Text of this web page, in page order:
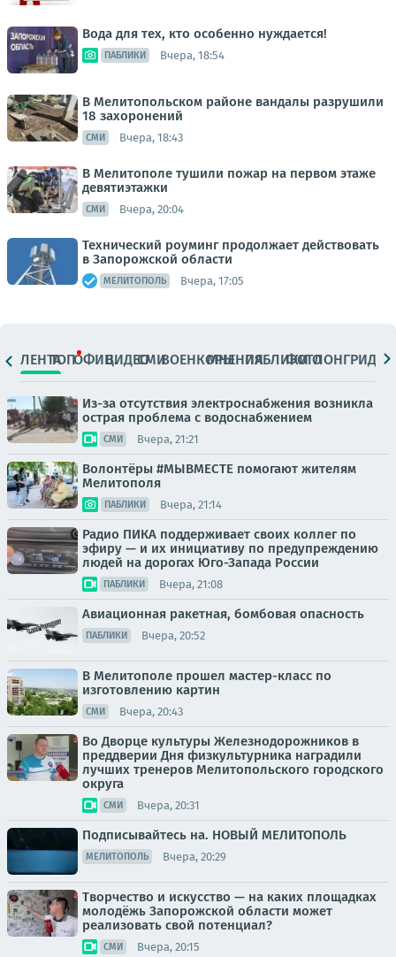
Вода для тех, кто особенно нуждается!
ПАБЛИКИ Вчера, 18:54
В Мелитопольском районе вандалы разрушили
18 захоронений
СМИ Вчера, 18:43
В Мелитополе тушили пожар на первом этаже
девятиэтажки
СМИ Вчера, 20:04
Технический роуминг продолжает действовать
в Запорожской области
МЕЛИТОПОЛЬ Вчера, 17:05
ЛЕНТАТОПОФИЦ.ВИДЕОСМИВОЕНКОРЫМНЕНИЯПАБЛИКИ
ФОТОЛОНГРИДЫ
Из-за отсутствия электроснабжения возникла
острая проблема с водоснабжением
СМИ Вчера, 21:21
Волонтёры #МЫВМЕСТЕ помогают жителям
Мелитополя
ПАБЛИКИ Вчера, 21:14
Радио ПИКА поддерживает своих коллег по
эфиру — и их инициативу по предупреждению
людей на дорогах Юго-Запада России
ПАБЛИКИ Вчера, 21:08
Авиационная ракетная, бомбовая опасность
ПАБЛИКИ Вчера, 20:52
В Мелитополе прошел мастер-класс по
изготовлению картин
СМИ Вчера, 20:43
Во Дворце культуры Железнодорожников в
преддверии Дня физкультурника наградили
лучших тренеров Мелитопольского городского
округа
СМИ Вчера, 20:31
Подписывайтесь на. НОВЫЙ МЕЛИТОПОЛЬ
МЕЛИТОПОЛЬ Вчера, 20:29
Творчество и искусство — на каких площадках
молодёжь Запорожской области может
реализовать свой потенциал?
СМИ Вчера, 20:15